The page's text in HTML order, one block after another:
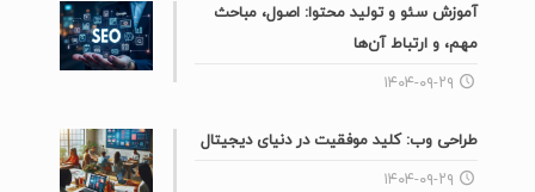
آموزش سئو و تولید محتوا: اصول، مباحث
مهم، و ارتباط آن‌ها
۱۴۰۴-۰۹-۲۹
طراحی وب: کلید موفقیت در دنیای دیجیتال
۱۴۰۴-۰۹-۲۹